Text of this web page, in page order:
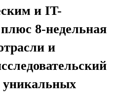
и IT-
8-недельная
и
уникальных